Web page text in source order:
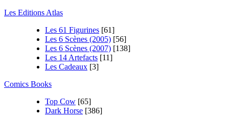
Les Editions Atlas
Les 61 Figurines [61]
Les 6 Scènes (2005) [56]
Les 6 Scènes (2007) [138]
Les 14 Artefacts [11]
Les Cadeaux [3]
Comics Books
Top Cow [65]
Dark Horse [386]